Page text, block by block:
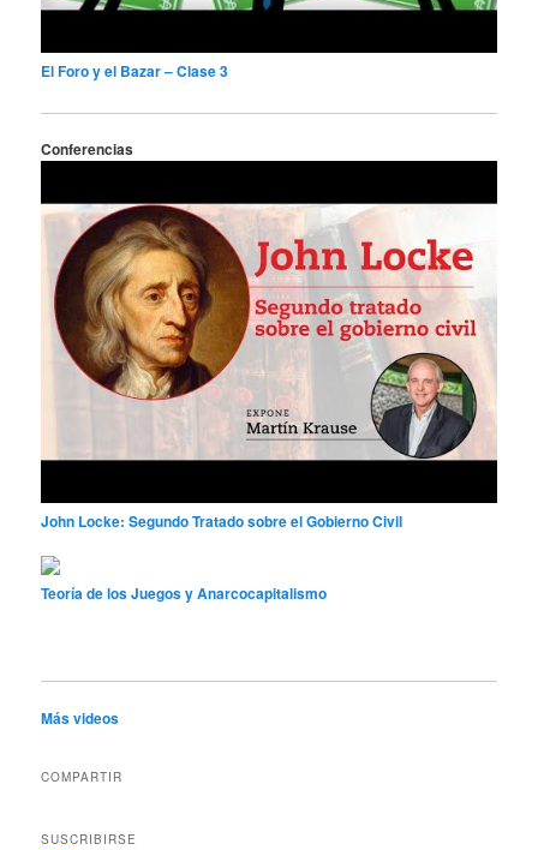
El Foro y el Bazar – Clase 3
Conferencias
John Locke: Segundo Tratado sobre el Gobierno Civil
Teoría de los Juegos y Anarcocapitalismo
Más videos
COMPARTIR
SUSCRIBIRSE